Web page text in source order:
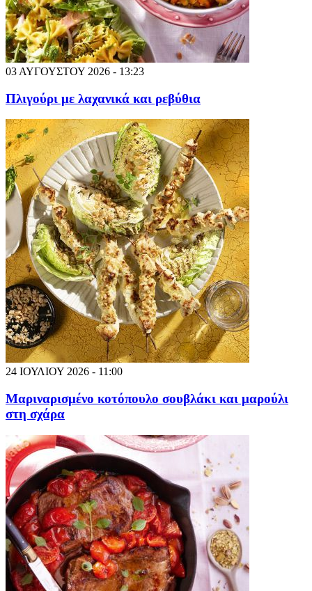
03 ΑΥΓΟΥΣΤΟΥ 2026 - 13:23
Πλιγούρι με λαχανικά και ρεβύθια
24 ΙΟΥΛΙΟΥ 2026 - 11:00
Μαριναρισμένο κοτόπουλο σουβλάκι και μαρούλι
στη σχάρα